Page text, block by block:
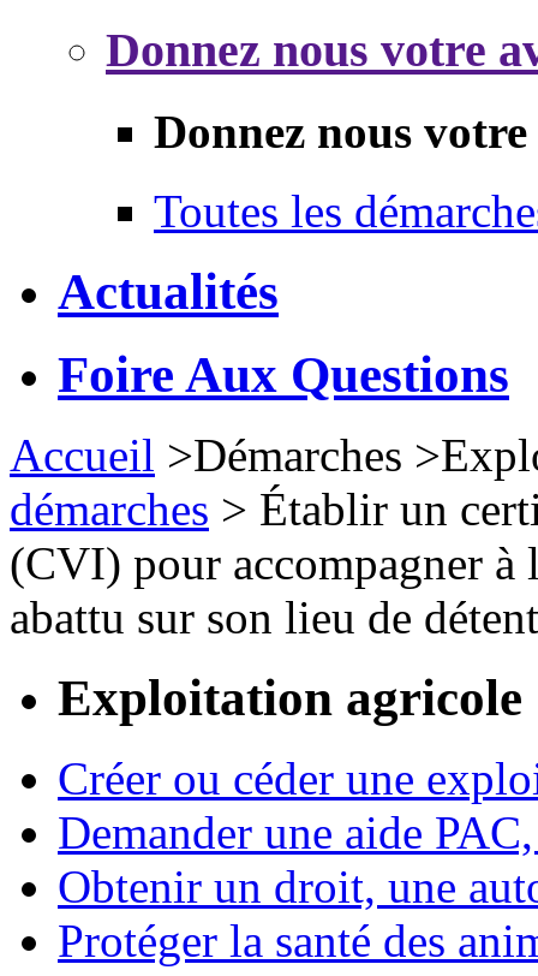
Donnez nous votre
Donnez nous
Toutes les
Actualités
Foire Aux Questions
Accueil >Démarches >
démarches > Établir un
(CVI) pour accompagner à
abattu sur son lieu de
Exploitation agricole
Créer ou céder une
Demander une aide
Obtenir un droit, une
Protéger la santé des